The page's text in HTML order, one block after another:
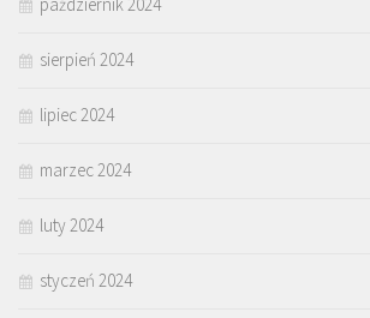
sierpień 2024
lipiec 2024
marzec 2024
luty 2024
styczeń 2024